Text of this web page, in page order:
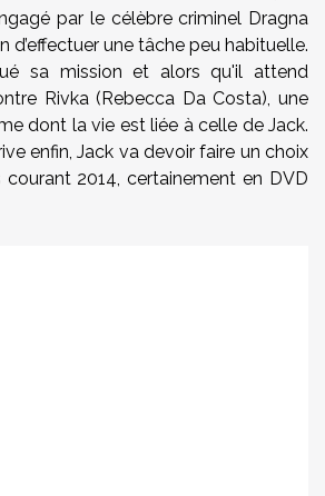
par le célèbre criminel Dragna
d’effectuer une tâche peu habituelle.
sa mission et alors qu'il attend
Rivka (Rebecca Da Costa), une
dont la vie est liée à celle de Jack.
enfin, Jack va devoir faire un choix
courant 2014, certainement en DVD